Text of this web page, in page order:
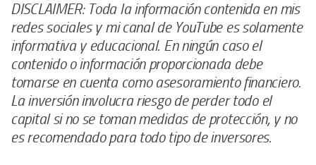
DISCLAIMER: Toda la información contenida en mis
redes sociales y mi canal de YouTube es solamente
informativa y educacional. En ningún caso el
contenido o información proporcionada debe
tomarse en cuenta como asesoramiento financiero.
La inversión involucra riesgo de perder todo el
capital si no se toman medidas de protección, y no
es recomendado para todo tipo de inversores.